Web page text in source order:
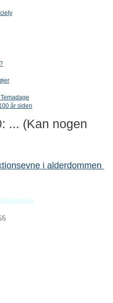
år siden
... (Kan nogen
i alderdommen